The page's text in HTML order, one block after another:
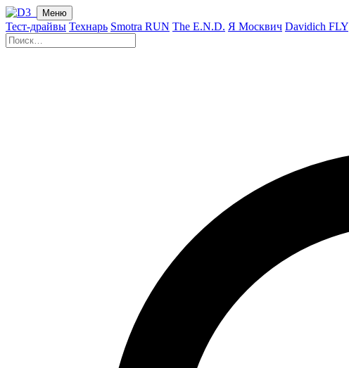
Меню
Тест-драйвы Технарь Smotra RUN The E.N.D. Я Москвич Davidich FLY